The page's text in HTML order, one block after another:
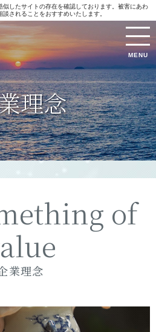
似したサイトの存在を確認しております。被害にあわ
されることをおすすめいたします。
MENU
理念
of
業理念